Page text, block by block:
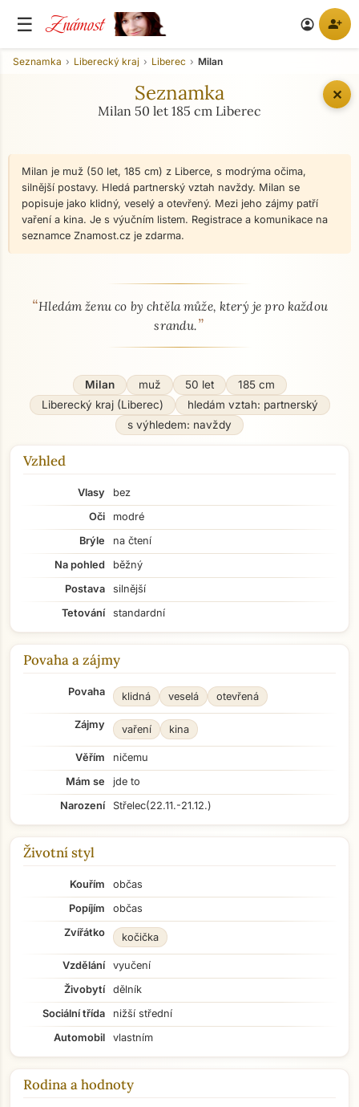
☰ Známost account_circle person_add
✕
Seznamka Liberecký kraj Liberec Milan
Seznamka
Milan 50 let 185 cm Liberec
Milan je muž (50 let, 185 cm) z Liberce, s modrýma očima,
silnější postavy. Hledá partnerský vztah navždy. Milan se
popisuje jako klidný, veselý a otevřený. Mezi jeho zájmy patří
vaření a kina. Je s výučním listem. Registrace a komunikace na
seznamce Znamost.cz je zdarma.
O mně - seznamka profil
“Hledám ženu co by chtěla může, který je pro každou
srandu.”
Milan muž 50 let
185 cm
Liberecký kraj (Liberec)
hledám vztah: partnerský
s výhledem: navždy
Vzhled
Vlasy
bez
Oči
modré
Brýle
na čtení
Na pohled
běžný
Postava
silnější
Tetování
standardní
Povaha a zájmy
Povaha klidná veselá otevřená
Zájmy vaření kina
Věřím
ničemu
Mám se
jde to
Narození
Střelec(22.11.-21.12.)
Životní styl
Kouřím
občas
Popíjím
občas
Zvířátko
kočička
Vzdělání
vyučení
Živobytí
dělník
Sociální třída
nižší střední
Automobil
vlastním
Rodina a hodnoty